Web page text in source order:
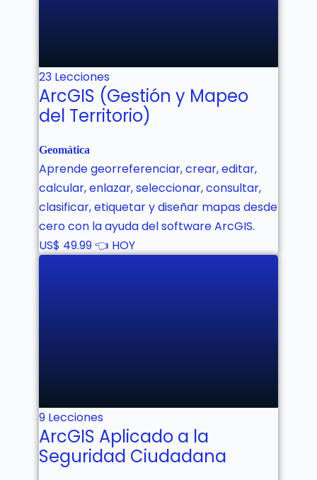
23 Lecciones
ArcGIS (Gestión y Mapeo
del Territorio)
Geomática
Aprende georreferenciar, crear, editar,
calcular, enlazar, seleccionar, consultar,
clasificar, etiquetar y diseñar mapas desde
cero con la ayuda del software ArcGIS.
US$ 49.99 👈 HOY
9 Lecciones
ArcGIS Aplicado a la
Seguridad Ciudadana